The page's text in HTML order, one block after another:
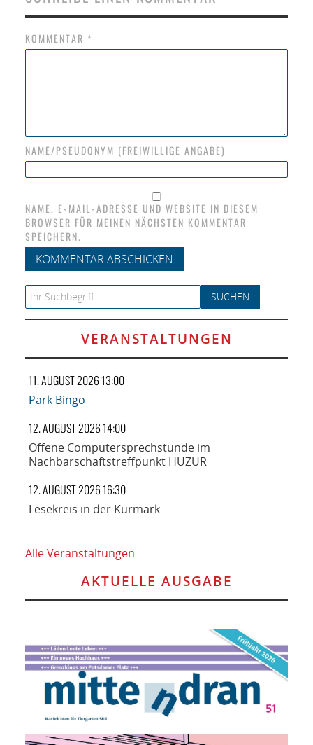
KOMMENTAR *
NAME/PSEUDONYM (FREIWILLIGE ANGABE)
NAME, E-MAIL-ADRESSE UND WEBSITE IN DIESEM
BROWSER FÜR MEINEN NÄCHSTEN KOMMENTAR
SPEICHERN.
Search for:
VERANSTALTUNGEN
11. AUGUST 2026 13:00
Park Bingo
12. AUGUST 2026 14:00
Offene Computersprechstunde im
Nachbarschaftstreffpunkt HUZUR
12. AUGUST 2026 16:30
Lesekreis in der Kurmark
Alle Veranstaltungen
AKTUELLE AUSGABE